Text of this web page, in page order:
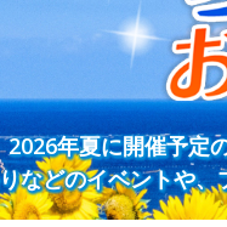
2026年夏に開催予定
などのイベントや